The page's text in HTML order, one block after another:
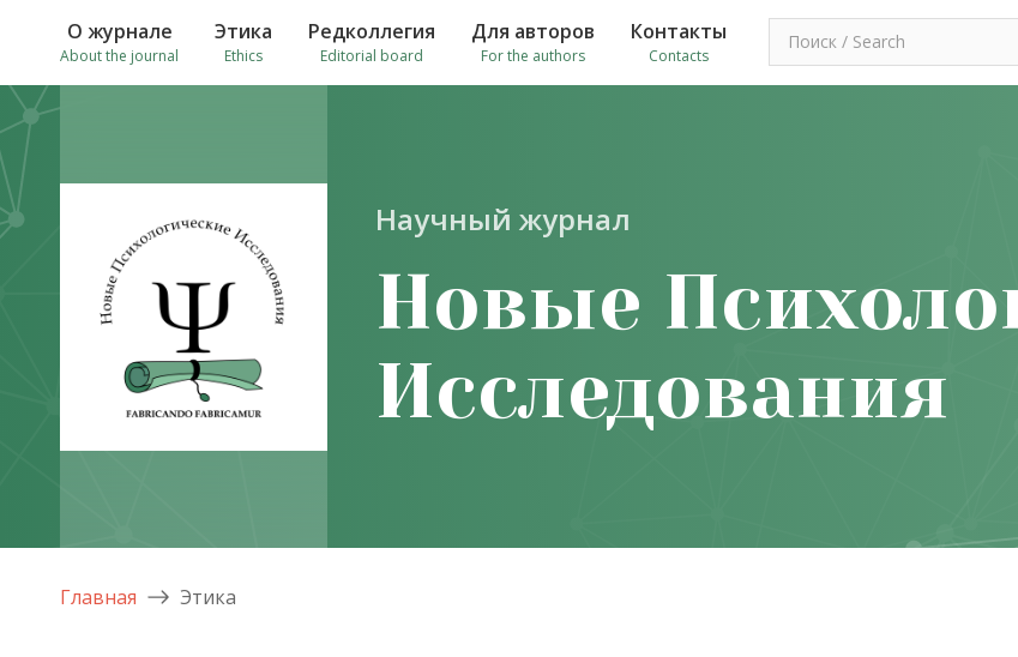
О журнале
About the journal
Этика
Ethics
Редколлегия
Editorial board
Для авторов
For the authors
Контакты
Contacts
Научный журнал
Новые
Исследования
Главная Этика